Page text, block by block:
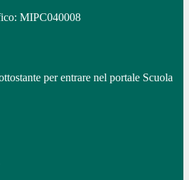
MIPC040008
per entrare nel portale Scuola